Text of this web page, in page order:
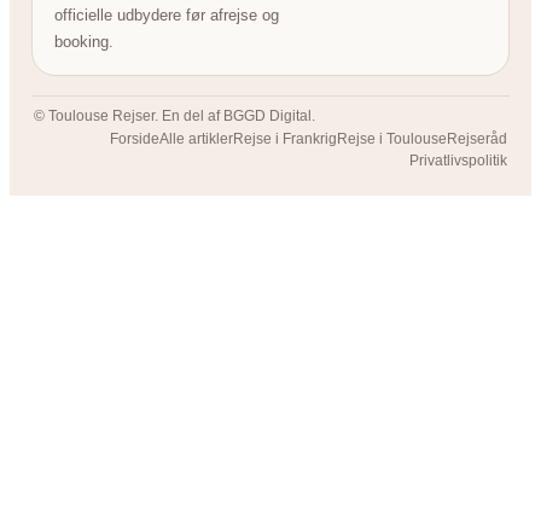
officielle udbydere før afrejse og
booking.
© Toulouse Rejser. En del af BGGD Digital.
ForsideAlle artiklerRejse i Frankrig Rejse i Toulouse Rejseråd
Privatlivspolitik